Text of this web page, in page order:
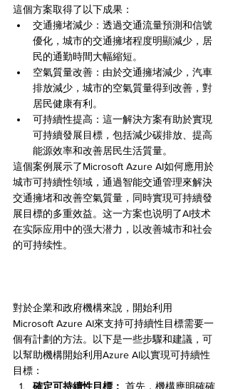
這個方案取得了以下成果：
交通擁堵減少：透過交通流量預測和信號
優化，城市的交通擁堵程度明顯減少，居
民的通勤時間大幅縮短。
空氣質量改善：由於交通擁堵減少，汽車
排放減少，城市的空氣質量得到改善，對
居民健康有利。
可持續性提高：這一解決方案有助於實現
可持續發展目標，包括減少碳排放、提高
能源效率和改善居民生活質量。
這個案例展示了Microsoft Azure AI如何應用於
城市可持續性領域，通過智能交通管理來解決
交通擁堵和改善空氣質量，同時實現可持續發
展目標的多重效益。这一方案也说明了AI技术
在实际应用中的强大潜力，以改善城市和社会
的可持续性。
對於企業和政府機構來說，開始利用
Microsoft Azure AI來支持可持續性目標需要一
個有計劃的方法。以下是一些步驟和建議，可
以幫助機構開始利用Azure AI以實現可持續性
目標：
確定可持續性目標： 首先，機構應明確確